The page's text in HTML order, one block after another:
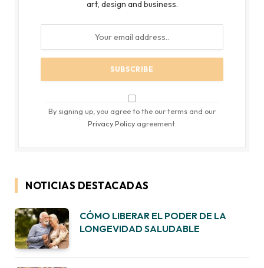
art, design and business.
By signing up, you agree to the our terms and our
Privacy Policyagreement.
NOTICIAS DESTACADAS
CÓMO LIBERAR EL PODER DE LA
LONGEVIDAD SALUDABLE